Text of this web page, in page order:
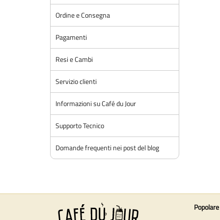
Ordine e Consegna
Pagamenti
Resi e Cambi
Servizio clienti
Informazioni su Café du Jour
Supporto Tecnico
Domande frequenti nei post del blog
Popolare